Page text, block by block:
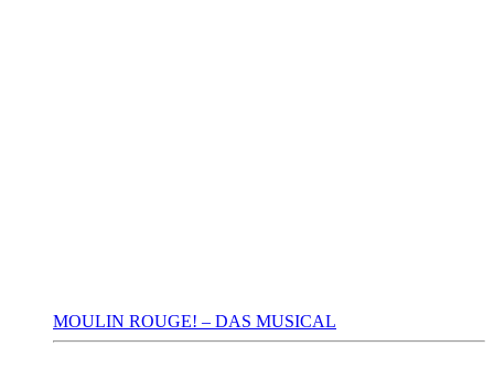
MOULIN ROUGE! – DAS MUSICAL